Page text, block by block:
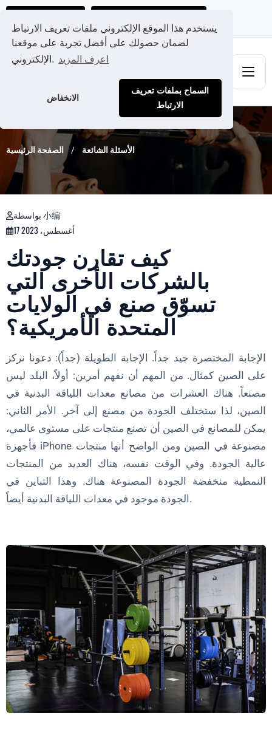
يستخدم هذا الموقع الإلكتروني ملفات تعريف الارتباط
لضمان حصولك على أفضل تجربة على موقعنا
الإلكتروني. اعرف المزيد
الانخفاض
السماح بملفات تعريف
الارتباط
الصفحة الرئيسية الأسئلة الشائعة
بواسطة 小编
17 أغسطس، 2023
كيف تقارن جودتك
بالشركات الأخرى التي
تسوّق صنع في الولايات
المتحدة الأمريكية؟
الإجابة المختصرة جيد جداً. الإجابة الطويلة (جداً): دعونا نركز
على الصين كمثال. من المهم أن نفهم أمرين: أولاً، البلد ليس
مصنعاً. هناك العشرات من مصانع معدات اللياقة البدنية في
الصين، لذا ستختلف الجودة من مصنع إلى آخر. الأمر الثاني:
يمكن للمصانع في الصين أن تصنع منتجات على مستوى عالمي،
فأجهزة iPhone مصنوعة في الصين ومن الواضح أنها منتجات
عالية الجودة. وفي الوقت نفسه، هناك العديد من المنتجات
النمطية منخفضة الجودة المصنوعة هناك. وهذا التباين في
الجودة موجود في معدات اللياقة البدنية أيضاً.